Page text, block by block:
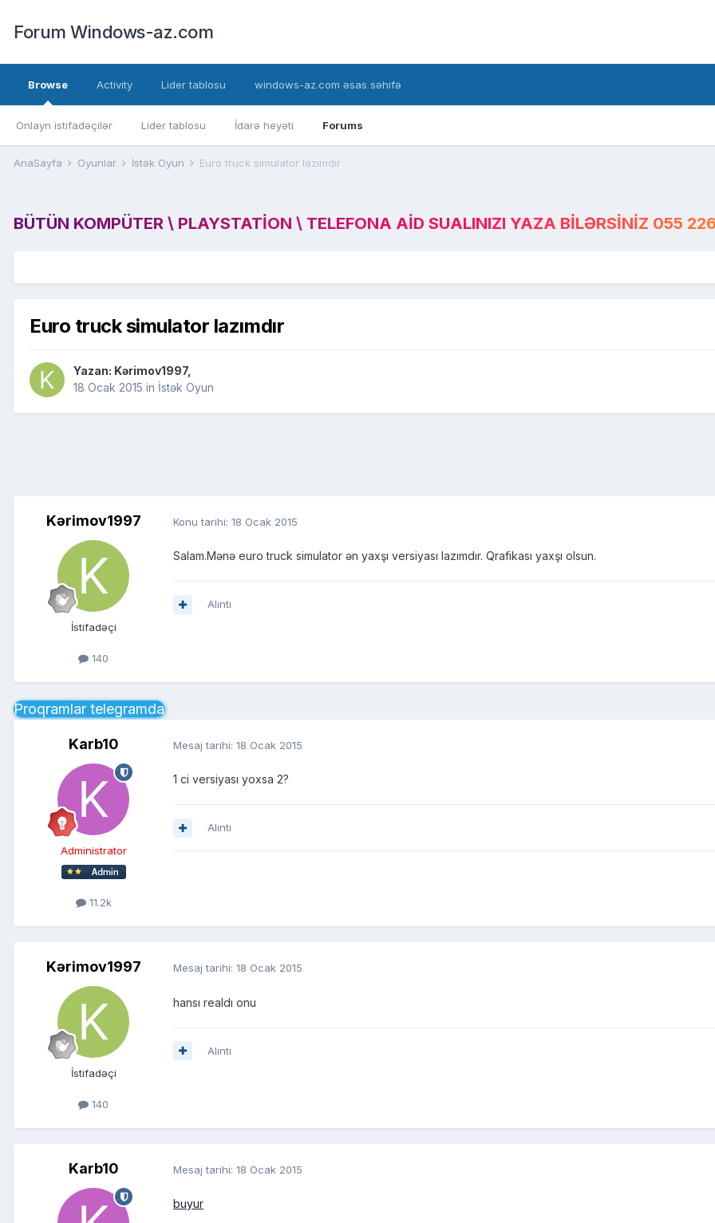
Forum Windows-az.com
Browse
Onlayn istifadəçilər Lider tablosu İdarə heyəti Forums
Activity Lider tablosu windows-az.com əsas səhifə
AnaSayfa Oyunlar İstək Oyun Euro truck simulator lazımdır
BÜTÜN KOMPÜTER \ PLAYSTATION \ TELEFONA AID SUALINIZI YAZA BILƏRSINIZ 055
Euro truck simulator lazımdır
Yazan: Kərimov1997,
18 Ocak 2015 in İstək Oyun
Kərimov1997
İstifadəçi
140
Konu tarihi: 18 Ocak 2015
Salam.Mənə euro truck simulator ən yaxşı versiyası lazımdır. Qrafikası yaxşı olsun.
Alıntı
Proqramlar telegramda
Karb10
Administrator
11.2k
Mesaj tarihi: 18 Ocak 2015
1 ci versiyası yoxsa 2?
Alıntı
Kərimov1997
İstifadəçi
140
Mesaj tarihi: 18 Ocak 2015
hansı realdı onu
Alıntı
Karb10 Mesaj tarihi: 18 Ocak 2015
buyur